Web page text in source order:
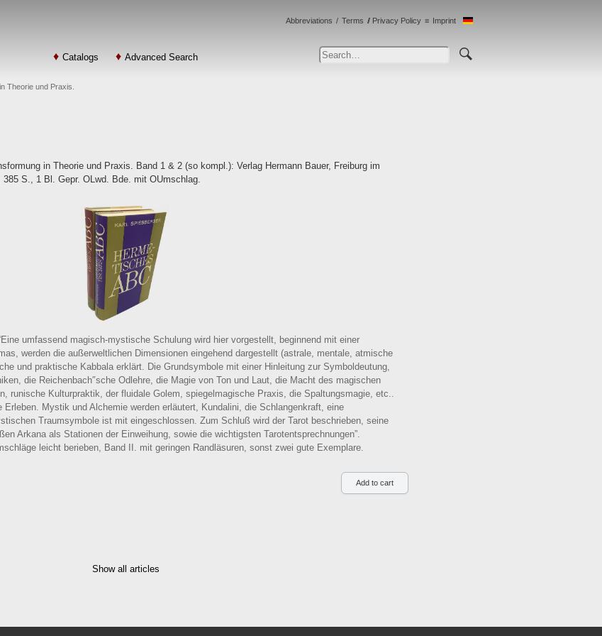
Catalogs Advanced Search
Abbreviations Terms Privacy Policy Imprint
Theorie und Praxis.
in Theorie und Praxis. Band 1 & 2 (so kompl.): Verlag Hermann Bauer, Freiburg im
S., 1 Bl. Gepr. OLwd. Bde. mit OUmschlag.
umfassend magisch-mystische Schulung wird hier vorgestellt, beginnend mit einer
werden die außerweltlichen Dimensionen eingehend dargestellt (astrale, mentale, atmische
und praktische Kabbala erklärt. Die Grundsymbole mit einer Hinleitung zur Symboldeutung,
die Reichenbach″sche Odlehre, die Magie von Ton und Laut, die Macht des magischen
runische Kulturpraktik, der fluidale Golem, spiegelmagische Praxis, die Spaltungsmagie, etc..
Erleben. Mystik und Alchemie werden erläutert, Kundalini, die Schlangenkraft, eine
Traumsymbole ist mit eingeschlossen. Zum Schluß wird der Tarot beschrieben, seine
Arkana als Stationen der Einweihung, sowie die wichtigsten Tarotentsprechnungen”.
leicht berieben, Band II. mit geringen Randläsuren, sonst zwei gute Exemplare.
Show all articles